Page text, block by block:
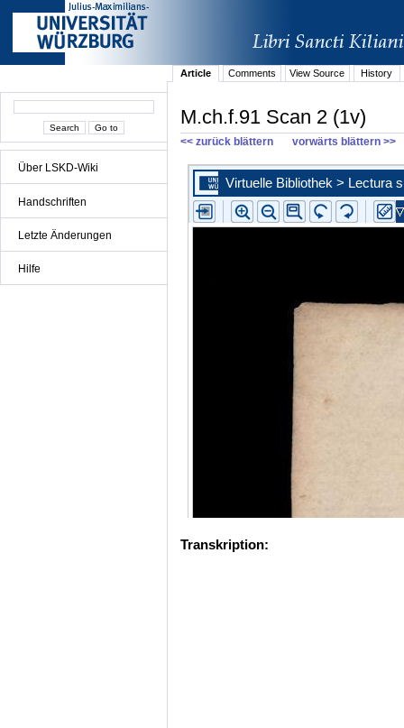
Über LSKD-Wiki
Handschriften
Letzte Änderungen
Hilfe
Article Comments View Source History
M.ch.f.91 Scan 2 (1v)
<< zurück blättern vorwärts blättern >>
Transkription: